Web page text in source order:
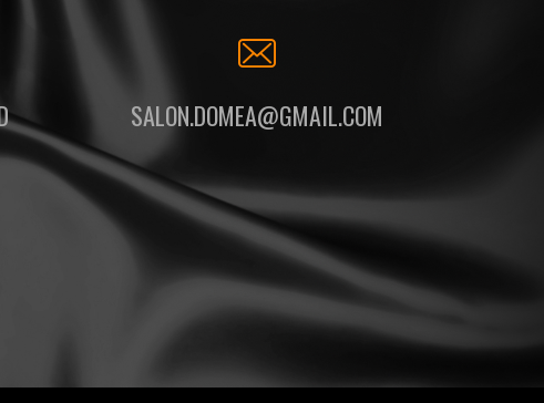
SALON.DOMEA@GMAIL.COM